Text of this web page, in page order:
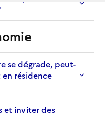
se dégrade, peut-
résidence
et inviter des